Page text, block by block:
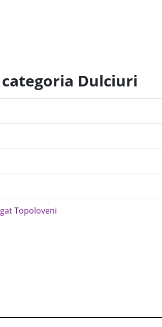
Dulciuri
Topoloveni